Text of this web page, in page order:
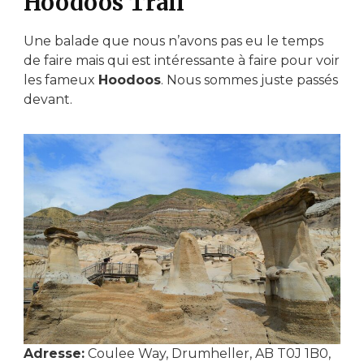
Une balade que nous n’avons pas eu le temps
de faire mais qui est intéressante à faire pour voir
les fameux Hoodoos. Nous sommes juste passés
devant.
Adresse: Coulee Way, Drumheller, AB T0J 1B0,